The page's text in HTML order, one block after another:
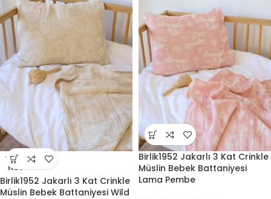
TÜKE
NDI
Birlik1952 Jakarlı 3 Kat Crinkle
Müslin Bebek Battaniyesi Wild
Birlik1952 Jakarlı 3 Kat Crinkle
Müslin Bebek Battaniyesi
Lama Pembe